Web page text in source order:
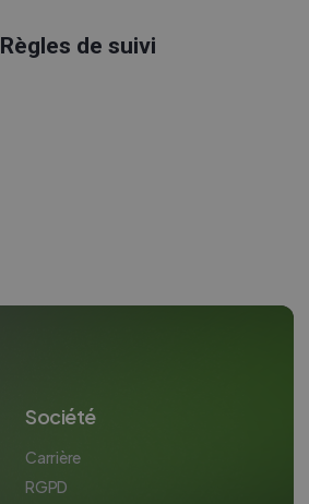
Règles de suivi
Société
Carrière
RGPD